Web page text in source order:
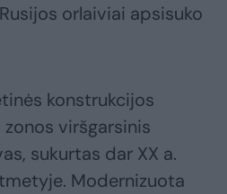
orlaiviai apsisuko
konstrukcijos
viršgarsinis
sukurtas dar XX a.
Modernizuota